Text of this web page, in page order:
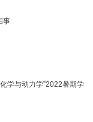
事
学与动力学”2022暑期学